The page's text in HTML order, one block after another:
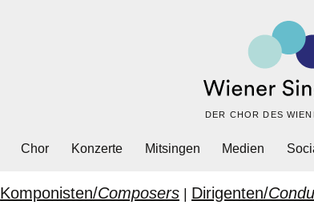
DER CHOR DES
Chor Konzerte Mitsingen Medien
Komponisten/Composers | Dirigenten/